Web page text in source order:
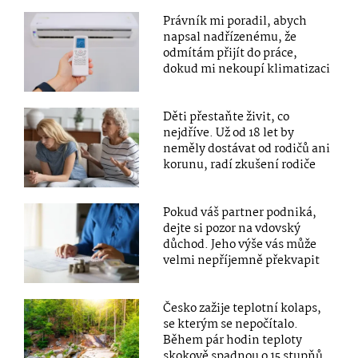
Právník mi poradil, abych
napsal nadřízenému, že
odmítám přijít do práce,
dokud mi nekoupí klimatizaci
Děti přestaňte živit, co
nejdříve. Už od 18 let by
neměly dostávat od rodičů ani
korunu, radí zkušení rodiče
Pokud váš partner podniká,
dejte si pozor na vdovský
důchod. Jeho výše vás může
velmi nepříjemně překvapit
Česko zažije teplotní kolaps,
se kterým se nepočítalo.
Během pár hodin teploty